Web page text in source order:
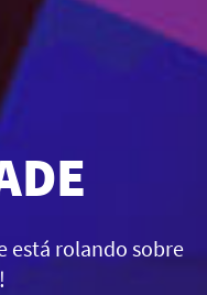
está rolando sobre